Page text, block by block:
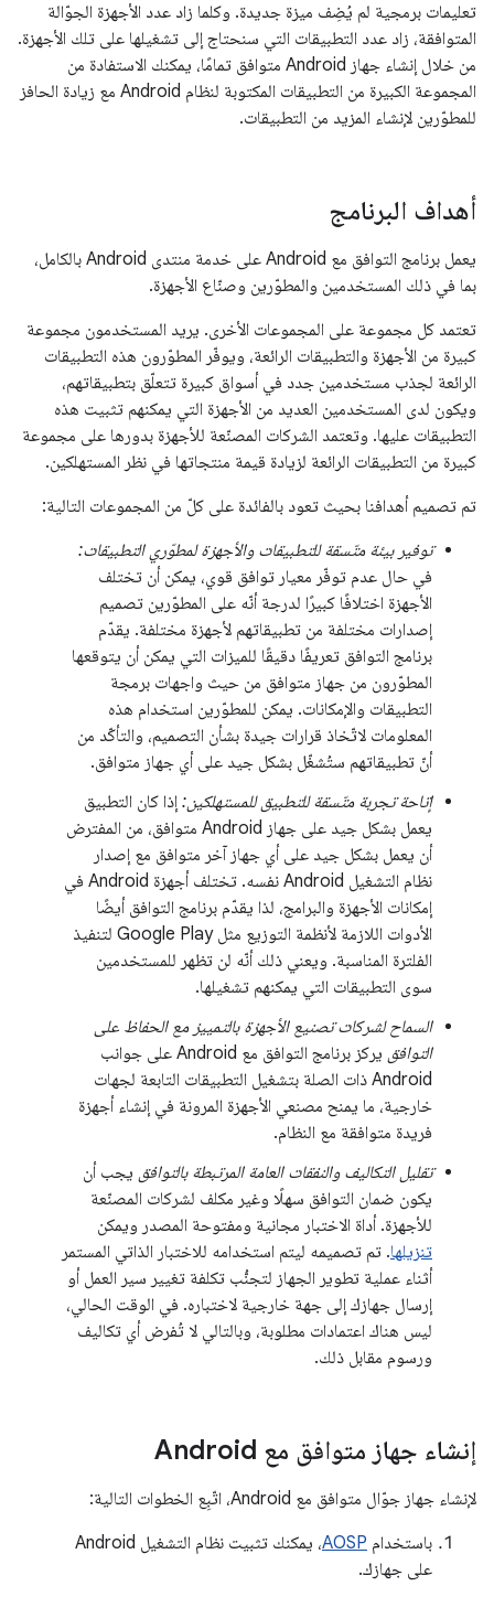
تعليمات برمجية لم يُضِف ميزة جديدة. وكلما زاد عدد الأجهزة الجوّالة
المتوافقة، زاد عدد التطبيقات التي سنحتاج إلى تشغيلها على تلك الأجهزة.
من خلال إنشاء جهاز Android متوافق تمامًا، يمكنك الاستفادة من
المجموعة الكبيرة من التطبيقات المكتوبة لنظام Android مع زيادة الحافز
للمطوّرين لإنشاء المزيد من التطبيقات.
أهداف البرنامج
يعمل برنامج التوافق مع Android على خدمة منتدى Android بالكامل،
بما في ذلك المستخدمين والمطوّرين وصنّاع الأجهزة.
تعتمد كل مجموعة على المجموعات الأخرى. يريد المستخدمون مجموعة
كبيرة من الأجهزة والتطبيقات الرائعة، ويوفّر المطوّرون هذه التطبيقات
الرائعة لجذب مستخدمين جدد في أسواق كبيرة تتعلّق بتطبيقاتهم،
ويكون لدى المستخدمين العديد من الأجهزة التي يمكنهم تثبيت هذه
التطبيقات عليها. وتعتمد الشركات المصنّعة للأجهزة بدورها على مجموعة
كبيرة من التطبيقات الرائعة لزيادة قيمة منتجاتها في نظر المستهلكين.
تم تصميم أهدافنا بحيث تعود بالفائدة على كلّ من المجموعات التالية:
توفير بيئة متّسقة للتطبيقات والأجهزة لمطوّري التطبيقات:
في حال عدم توفّر معيار توافق قوي، يمكن أن تختلف
الأجهزة اختلافًا كبيرًا لدرجة أنّه على المطوّرين تصميم
إصدارات مختلفة من تطبيقاتهم لأجهزة مختلفة. يقدّم
برنامج التوافق تعريفًا دقيقًا للميزات التي يمكن أن يتوقعها
المطوّرون من جهاز متوافق من حيث واجهات برمجة
التطبيقات والإمكانات. يمكن للمطوّرين استخدام هذه
المعلومات لاتّخاذ قرارات جيدة بشأن التصميم، والتأكّد من
أنّ تطبيقاتهم ستُشغّل بشكل جيد على أي جهاز متوافق.
إتاحة تجربة متّسقة للتطبيق للمستهلكين: إذا كان التطبيق
يعمل بشكل جيد على جهاز Android متوافق، من المفترض
أن يعمل بشكل جيد على أي جهاز آخر متوافق مع إصدار
نظام التشغيل Android نفسه. تختلف أجهزة Android في
إمكانات الأجهزة والبرامج، لذا يقدّم برنامج التوافق أيضًا
الأدوات اللازمة لأنظمة التوزيع مثل Google Play لتنفيذ
الفلترة المناسبة. ويعني ذلك أنّه لن تظهر للمستخدمين
سوى التطبيقات التي يمكنهم تشغيلها.
السماح لشركات تصنيع الأجهزة بالتمييز مع الحفاظ على
التوافق
يركز برنامج التوافق مع Android على جوانب
Android ذات الصلة بتشغيل التطبيقات التابعة لجهات
خارجية، ما يمنح مصنعي الأجهزة المرونة في إنشاء أجهزة
فريدة متوافقة مع النظام.
تقليل التكاليف والنفقات العامة المرتبطة بالتوافق يجب أن
يكون ضمان التوافق سهلًا وغير مكلف لشركات المصنّعة
للأجهزة. أداة الاختبار مجانية ومفتوحة المصدر ويمكن
تنزيلها. تم تصميمه ليتم استخدامه للاختبار الذاتي المستمر
أثناء عملية تطوير الجهاز لتجنُّب تكلفة تغيير سير العمل أو
إرسال جهازك إلى جهة خارجية لاختباره. في الوقت الحالي،
ليس هناك اعتمادات مطلوبة، وبالتالي لا تُفرض أي تكاليف
ورسوم مقابل ذلك.
إنشاء جهاز متوافق مع Android
لإنشاء جهاز جوّال متوافق مع Android، اتّبِع الخطوات التالية:
باستخدام AOSP
، يمكنك تثبيت نظام التشغيل Android
على جهازك.